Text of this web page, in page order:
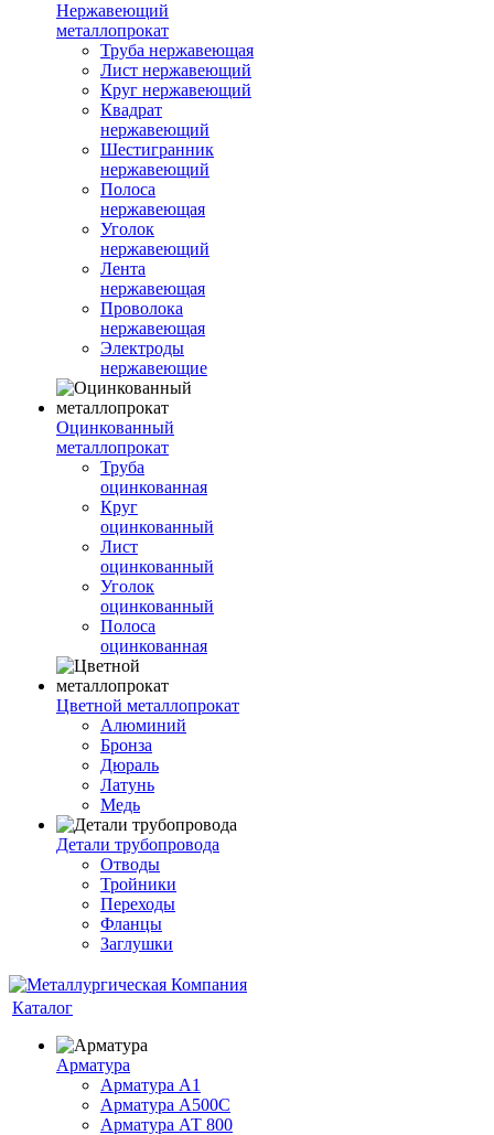
Нержавеющий
металлопрокат
Труба нержавеющая
Лист нержавеющий
Круг нержавеющий
Квадрат
нержавеющий
Шестигранник
нержавеющий
Полоса
нержавеющая
Уголок
нержавеющий
Лента
нержавеющая
Проволока
нержавеющая
Электроды
нержавеющие
Оцинкованный
металлопрокат
Труба
оцинкованная
Круг
оцинкованный
Лист
оцинкованный
Уголок
оцинкованный
Полоса
оцинкованная
Цветной металлопрокат
Алюминий
Бронза
Дюраль
Латунь
Медь
Детали трубопровода
Отводы
Тройники
Переходы
Фланцы
Заглушки
Каталог
Арматура
Арматура А1
Арматура А500С
Арматура АТ 800